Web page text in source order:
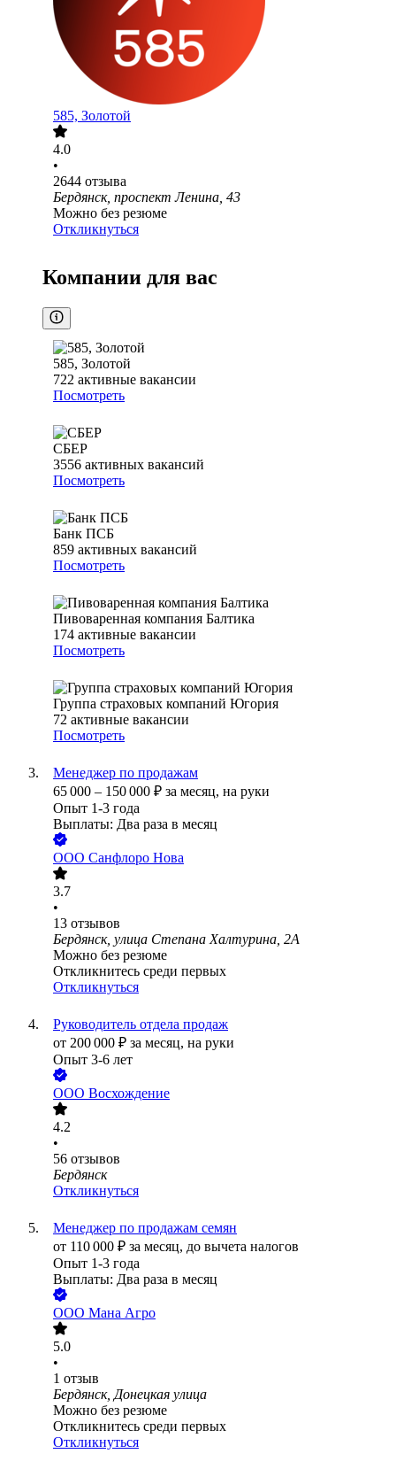
585, Золотой
4.0
•
2644 отзыва
Бердянск, проспект Ленина, 43
Можно без резюме
Откликнуться
Компании для вас
585, Золотой
722 активные вакансии
Посмотреть
СБЕР
3556 активных вакансий
Посмотреть
Банк ПСБ
859 активных вакансий
Посмотреть
Пивоваренная компания Балтика
174 активные вакансии
Посмотреть
Группа страховых компаний Югория
72 активные вакансии
Посмотреть
Менеджер по продажам
65 000 – 150 000 ₽ за месяц, на руки
Опыт 1-3 года
Выплаты: Два раза в месяц
ООО Санфлоро Нова
3.7
•
13 отзывов
Бердянск, улица Степана Халтурина, 2А
Можно без резюме
Откликнитесь среди первых
Откликнуться
Руководитель отдела продаж
от 200 000 ₽ за месяц, на руки
Опыт 3-6 лет
ООО Восхождение
4.2
•
56 отзывов
Бердянск
Откликнуться
Менеджер по продажам семян
от 110 000 ₽ за месяц, до вычета налогов
Опыт 1-3 года
Выплаты: Два раза в месяц
ООО Мана Агро
5.0
•
1 отзыв
Бердянск, Донецкая улица
Можно без резюме
Откликнитесь среди первых
Откликнуться